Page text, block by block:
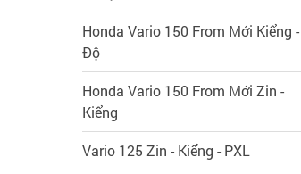
Honda Vario 150 From Mới Kiểng -
Độ
Honda Vario 150 From Mới Zin -
Kiểng
Vario 125 Zin - Kiểng - PXL